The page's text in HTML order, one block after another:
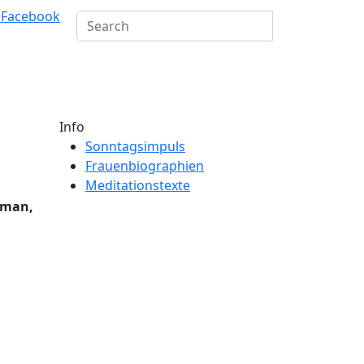
Facebook
Info
Sonntagsimpuls
Frauenbiographien
Meditationstexte